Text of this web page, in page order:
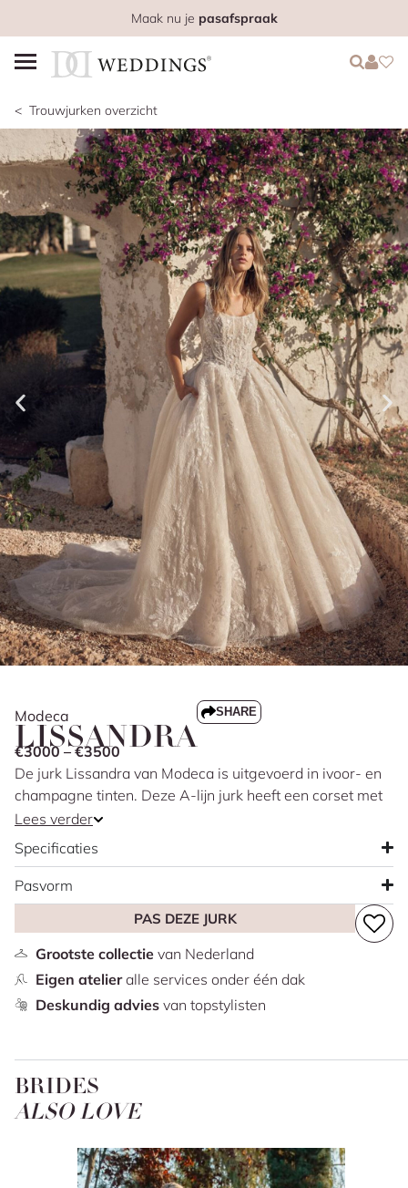
Maak nu je pasafspraak
Login
Login
Trouwjurken overzicht
Modeca
LISSANDRA
SHARE
€3000 – €3500
De jurk Lissandra van Modeca is uitgevoerd in ivoor- en
champagne tinten. Deze A-lijn jurk heeft een corset met
een rechte halslijn en glitter schouderbandjes die zorgen
voor een subtiele schittering. Kant en fijne glitterdetails
geven de jurk een romantische uitstraling. De achterkant
is afgewerkt met knoopjes en loopt uit in een kanten
sleep die het silhouet zacht en elegant laat vallen.
Lees verder
Specificaties
Pasvorm
PAS DEZE JURK
Grootste collectievan Nederland
Eigen atelieralle services onder één dak
Deskundig adviesvan topstylisten
BRIDES
ALSO LOVE